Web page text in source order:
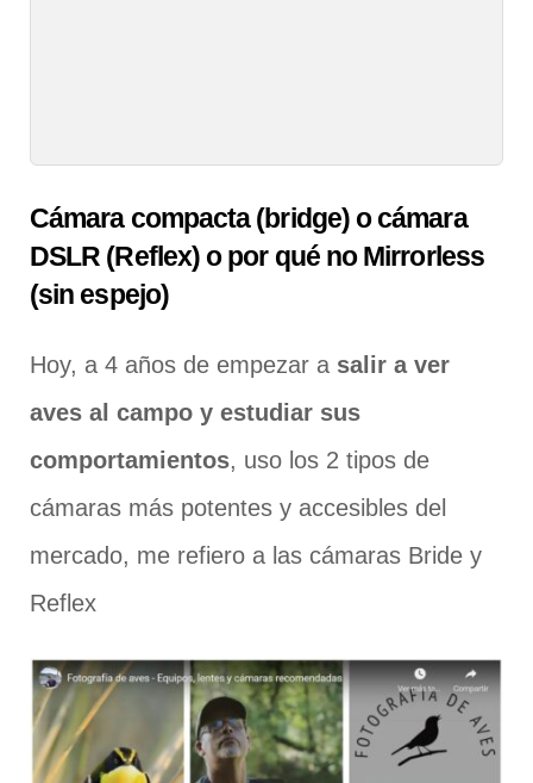
Cámara compacta (bridge) o cámara
DSLR (Reflex) o por qué no Mirrorless
(sin espejo)
Hoy, a 4 años de empezar a salir a ver
aves al campo y estudiar sus
comportamientos, uso los 2 tipos de
cámaras más potentes y accesibles del
mercado, me refiero a las cámaras Bride y
Reflex